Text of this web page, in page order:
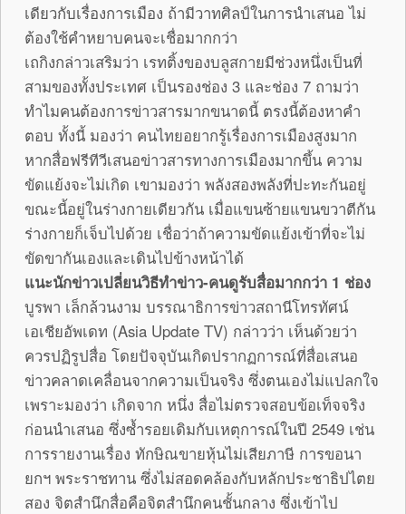
เดียวกับเรื่องการเมือง ถ้ามีวาทศิลป์ในการนำเสนอ ไม่
ต้องใช้คำหยาบคนจะเชื่อมากกว่า
เถกิงกล่าวเสริมว่า เรทติ้งของบลูสกายมีช่วงหนึ่งเป็นที่
สามของทั้งประเทศ เป็นรองช่อง 3 และช่อง 7 ถามว่า
ทำไมคนต้องการข่าวสารมากขนาดนี้ ตรงนี้ต้องหาคำ
ตอบ ทั้งนี้ มองว่า คนไทยอยากรู้เรื่องการเมืองสูงมาก
หากสื่อฟรีทีวีเสนอข่าวสารทางการเมืองมากขึ้น ความ
ขัดแย้งจะไม่เกิด เขามองว่า พลังสองพลังที่ปะทะกันอยู่
ขณะนี้อยู่ในร่างกายเดียวกัน เมื่อแขนซ้ายแขนขวาตีกัน
ร่างกายก็เจ็บไปด้วย เชื่อว่าถ้าความขัดแย้งเข้าที่จะไม่
ขัดขากันเองและเดินไปข้างหน้าได้
แนะนักข่าวเปลี่ยนวิธีทำข่าว-คนดูรับสื่อมากกว่า 1 ช่อง
บูรพา เล็กล้วนงาม บรรณาธิการข่าวสถานีโทรทัศน์
เอเชียอัพเดท (Asia Update TV) กล่าวว่า เห็นด้วยว่า
ควรปฏิรูปสื่อ โดยปัจจุบันเกิดปรากฏการณ์ที่สื่อเสนอ
ข่าวคลาดเคลื่อนจากความเป็นจริง ซึ่งตนเองไม่แปลกใจ
เพราะมองว่า เกิดจาก หนึ่ง สื่อไม่ตรวจสอบข้อเท็จจริง
ก่อนนำเสนอ ซึ่งซ้ำรอยเดิมกับเหตุการณ์ในปี 2549 เช่น
การรายงานเรื่อง ทักษิณขายหุ้นไม่เสียภาษี การขอนา
ยกฯ พระราชทาน ซึ่งไม่สอดคล้องกับหลักประชาธิปไตย
สอง จิตสำนึกสื่อคือจิตสำนึกคนชั้นกลาง ซึ่งเข้าไป